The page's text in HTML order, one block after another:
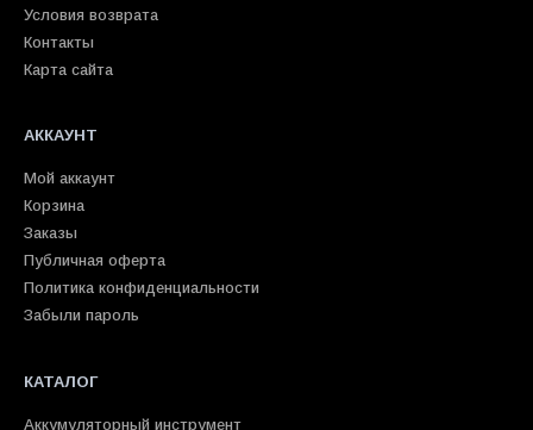
Условия возврата
Контакты
Карта сайта
АККАУНТ
Мой аккаунт
Корзина
Заказы
Публичная оферта
Политика конфиденциальности
Забыли пароль
КАТАЛОГ
Аккумуляторный инструмент